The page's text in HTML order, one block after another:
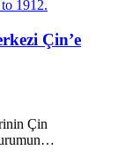
Çin’e
Çin